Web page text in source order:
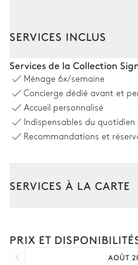
Piscine
Chauffée · Au sel
Dimensions : L = 12,5m, l = 5m,
profondeur = 1,3m / 2,5m
Table
Salon extérieur
SERVICES INCLUS
Services de la Collection
Ménage 6x/semaine
Concierge dédié avant et
Accueil personnalisé
Indispensables du
Recommandations et
SERVICES À LA CARTE
Transfert à l'arrivée et au
Courses livrées avant
PRIX ET
AOÛT